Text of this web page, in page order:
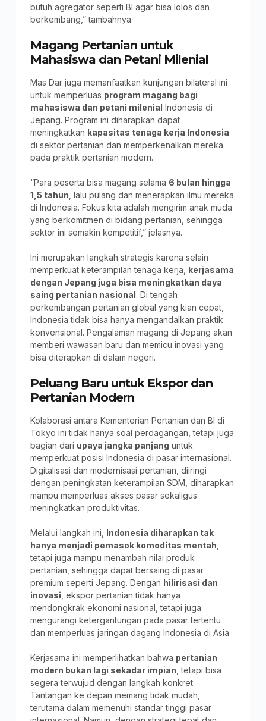
butuh agregator seperti BI agar bisa lolos dan
berkembang,” tambahnya.
Magang Pertanian untuk
Mahasiswa dan Petani Milenial
Mas Dar juga memanfaatkan kunjungan bilateral ini
untuk memperluas program magang bagi
mahasiswa dan petani milenial Indonesia di
Jepang. Program ini diharapkan dapat
meningkatkan kapasitas tenaga kerja Indonesia
di sektor pertanian dan memperkenalkan mereka
pada praktik pertanian modern.
“Para peserta bisa magang selama 6 bulan hingga
1,5 tahun , lalu pulang dan menerapkan ilmu mereka
di Indonesia. Fokus kita adalah mengirim anak muda
yang berkomitmen di bidang pertanian, sehingga
sektor ini semakin kompetitif,” jelasnya.
Ini merupakan langkah strategis karena selain
memperkuat keterampilan tenaga kerja, kerjasama
dengan Jepang juga bisa meningkatkan daya
saing pertanian nasional. Di tengah
perkembangan pertanian global yang kian cepat,
Indonesia tidak bisa hanya mengandalkan praktik
konvensional. Pengalaman magang di Jepang akan
memberi wawasan baru dan memicu inovasi yang
bisa diterapkan di dalam negeri.
Peluang Baru untuk Ekspor dan
Pertanian Modern
Kolaborasi antara Kementerian Pertanian dan BI di
Tokyo ini tidak hanya soal perdagangan, tetapi juga
bagian dari upaya jangka panjang untuk
memperkuat posisi Indonesia di pasar internasional.
Digitalisasi dan modernisasi pertanian, diiringi
dengan peningkatan keterampilan SDM, diharapkan
mampu memperluas akses pasar sekaligus
meningkatkan produktivitas.
Melalui langkah ini, Indonesia diharapkan tak
hanya menjadi pemasok komoditas mentah
tetapi juga mampu menambah nilai produk
pertanian, sehingga dapat bersaing di pasar
premium seperti Jepang. Dengan hilirisasi dan
inovasi , ekspor pertanian tidak hanya
mendongkrak ekonomi nasional, tetapi juga
mengurangi ketergantungan pada pasar tertentu
dan memperluas jaringan dagang Indonesia di Asia.
Kerjasama ini memperlihatkan bahwa pertanian
modern bukan lagi sekadar impian , tetapi bisa
segera terwujud dengan langkah konkret.
Tantangan ke depan memang tidak mudah,
terutama dalam memenuhi standar tinggi pasar